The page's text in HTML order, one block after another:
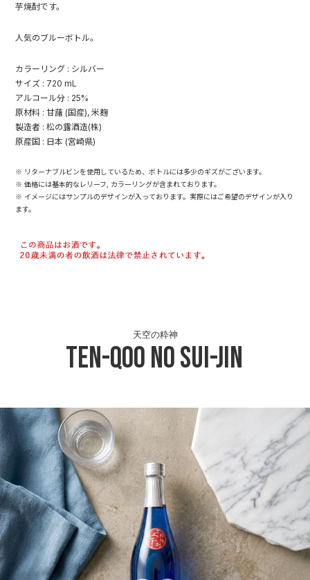
芋焼酎です。
人気のブルーボトル。
カラーリング : シルバー
サイズ : 720 mL
アルコール分 : 25%
原材料 : 甘藷 (国産), 米麹
製造者 : 松の露酒造(株)
原産国 : 日本 (宮崎県)
※ リターナブルビンを使用しているため、ボトルには多少のギズがございます。
※ 価格には基本的なレリーフ, カラーリングが含まれております。
※ イメージにはサンプルのデザインが入っております。実際にはご希望のデザインが入り
ます。
Ten-Qoo no Sui-Jin
天空の粋神